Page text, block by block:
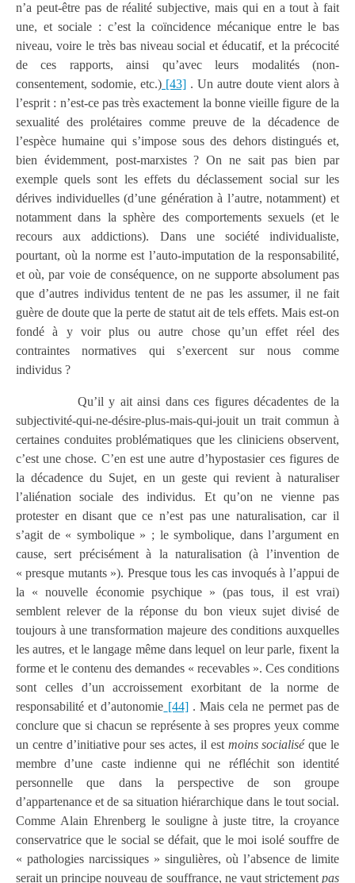
n’a peut-être pas de réalité subjective, mais qui en a tout à fait
une, et sociale : c’est la coïncidence mécanique entre le bas
niveau, voire le très bas niveau social et éducatif, et la précocité
de ces rapports, ainsi qu’avec leurs modalités (non-
consentement, sodomie, etc.) [43] . Un autre doute vient alors à
l’esprit : n’est-ce pas très exactement la bonne vieille figure de la
sexualité des prolétaires comme preuve de la décadence de
l’espèce humaine qui s’impose sous des dehors distingués et,
bien évidemment, post-marxistes ? On ne sait pas bien par
exemple quels sont les effets du déclassement social sur les
dérives individuelles (d’une génération à l’autre, notamment) et
notamment dans la sphère des comportements sexuels (et le
recours aux addictions). Dans une société individualiste,
pourtant, où la norme est l’auto-imputation de la responsabilité,
et où, par voie de conséquence, on ne supporte absolument pas
que d’autres individus tentent de ne pas les assumer, il ne fait
guère de doute que la perte de statut ait de tels effets. Mais est-on
fondé à y voir plus ou autre chose qu’un effet réel des
contraintes normatives qui s’exercent sur nous comme
individus ?
Qu’il y ait ainsi dans ces figures décadentes de la
subjectivité-qui-ne-désire-plus-mais-qui-jouit un trait commun à
certaines conduites problématiques que les cliniciens observent,
c’est une chose. C’en est une autre d’hypostasier ces figures de
la décadence du Sujet, en un geste qui revient à naturaliser
l’aliénation sociale des individus. Et qu’on ne vienne pas
protester en disant que ce n’est pas une naturalisation, car il
s’agit de « symbolique » ; le symbolique, dans l’argument en
cause, sert précisément à la naturalisation (à l’invention de
« presque mutants »). Presque tous les cas invoqués à l’appui de
la « nouvelle économie psychique » (pas tous, il est vrai)
semblent relever de la réponse du bon vieux sujet divisé de
toujours à une transformation majeure des conditions auxquelles
les autres, et le langage même dans lequel on leur parle, fixent la
forme et le contenu des demandes « recevables ». Ces conditions
sont celles d’un accroissement exorbitant de la norme de
responsabilité et d’autonomie [44] . Mais cela ne permet pas de
conclure que si chacun se représente à ses propres yeux comme
un centre d’initiative pour ses actes, il est moins socialisé que le
membre d’une caste indienne qui ne réfléchit son identité
personnelle que dans la perspective de son groupe
d’appartenance et de sa situation hiérarchique dans le tout social.
Comme Alain Ehrenberg le souligne à juste titre, la croyance
conservatrice que le social se défait, que le moi isolé souffre de
« pathologies narcissiques » singulières, où l’absence de limite
serait un principe nouveau de souffrance, ne vaut strictementpas